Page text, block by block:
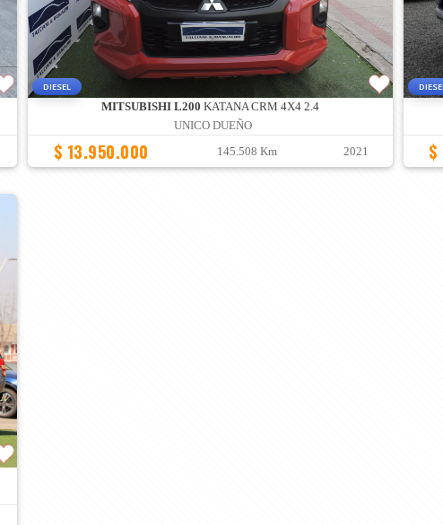
DIESEL
MITSUBISHI L200 KATANA CRM 4X4 2.4
UNICO DUEÑO
$ 13.950.000 145.508 Km 2021 $